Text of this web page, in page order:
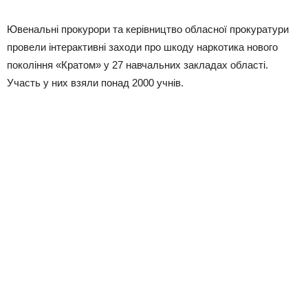
Ювенальні прокурори та керівництво обласної прокуратури
провели інтерактивні заходи про шкоду наркотика нового
покоління «Кратом» у 27 навчальних закладах області.
Участь у них взяли понад 2000 учнів.